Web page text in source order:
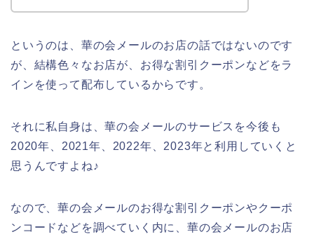
というのは、華の会メールのお店の話ではないのです
が、結構色々なお店が、お得な割引クーポンなどをラ
インを使って配布しているからです。
それに私自身は、華の会メールのサービスを今後も
2020年、2021年、2022年、2023年と利用していくと
思うんですよね♪
なので、華の会メールのお得な割引クーポンやクーポ
ンコードなどを調べていく内に、華の会メールのお店